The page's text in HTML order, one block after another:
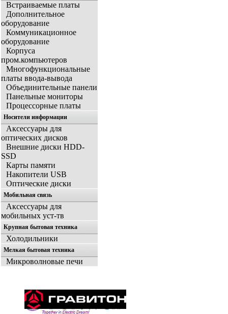
Встраиваемые платы
Дополнительное
оборудование
Коммуникационное
оборудование
Корпуса
пром.компьютеров
Многофункциональные
платы ввода-вывода
Объединительные панели
Панельные мониторы
Процессорные платы
Носители информации
Аксессуары для
оптических дисков
Внешние диски HDD-
SSD
Карты памяти
Накопители USB
Оптические диски
Мобильная связь
Аксессуары для
мобильных уст-тв
Крупная бытовая техника
Холодильники
Мелкая бытовая техника
Микроволновые печи